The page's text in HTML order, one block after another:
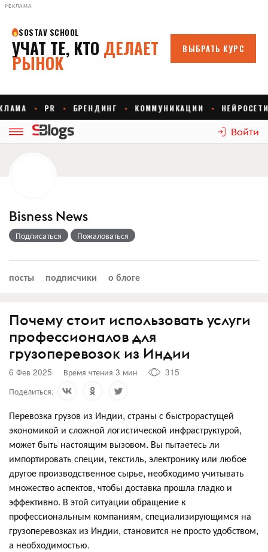
РЕКЛАМА
Войти
Bisness News
Подписаться Пожаловаться
посты подписчики о блоге
Почему стоит использовать услуги
профессионалов для
грузоперевозок из Индии
6 Фев 2025 Время чтения 3 мин
315
Поделиться:
Перевозка грузов из Индии, страны с быстрорастущей
экономикой и сложной логистической инфраструктурой,
может быть настоящим вызовом. Вы пытаетесь ли
импортировать специи, текстиль, электронику или любое
другое производственное сырье, необходимо учитывать
множество аспектов, чтобы доставка прошла гладко и
эффективно. В этой ситуации обращение к
профессиональным компаниям, специализирующимся на
грузоперевозках из Индии, становится не просто удобством,
а необходимостью.